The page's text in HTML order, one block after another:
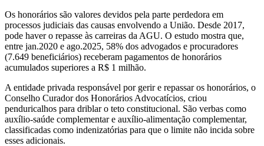
Os honorários são valores devidos pela parte perdedora em
processos judiciais das causas envolvendo a União. Desde 2017,
pode haver o repasse às carreiras da AGU. O estudo mostra que,
entre jan.2020 e ago.2025, 58% dos advogados e procuradores
(7.649 beneficiários) receberam pagamentos de honorários
acumulados superiores a R$ 1 milhão.
A entidade privada responsável por gerir e repassar os honorários, o
Conselho Curador dos Honorários Advocatícios, criou
penduricalhos para driblar o teto constitucional. São verbas como
auxílio-saúde complementar e auxílio-alimentação complementar,
classificadas como indenizatórias para que o limite não incida sobre
esses adicionais.